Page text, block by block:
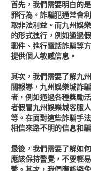
首先，我們需要明白的
罪行為。詐騙犯通常會
取非法利益。而九州娛
的形式進行，例如通過
郵件、進行電話詐騙等
提供個人敏感信息。
其次，我們需要了解九
關報導，九州娛樂城詐
者，例如通過各種獎勵
者假冒九州娛樂城客服
等。在面對這些詐騙手
相信來路不明的信息和
最後，我們需要了解如
應該保持警覺，不要輕
繫。其次，我們應該避